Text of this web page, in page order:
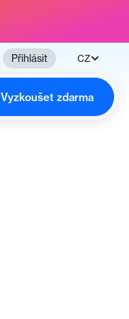
Přihlásit CZ
Vyzkoušet zdarma